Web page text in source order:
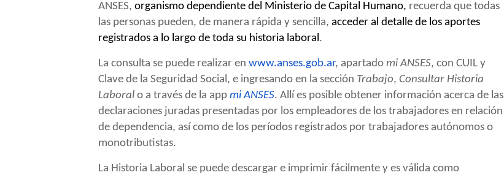
ANSES, organismo dependiente del Ministerio de Capital Humano, recuerda que todas
las personas pueden, de manera rápida y sencilla, acceder al detalle de los aportes
registrados a lo largo de toda su historia laboral.
La consulta se puede realizar en www.anses.gob.ar, apartado mi ANSES, con CUIL y
Clave de la Seguridad Social, e ingresando en la sección Trabajo, Consultar Historia
Laboral o a través de la app mi ANSES. Allí es posible obtener información acerca de las
declaraciones juradas presentadas por los empleadores de los trabajadores en relación
de dependencia, así como de los períodos registrados por trabajadores autónomos o
monotributistas.
La Historia Laboral se puede descargar e imprimir fácilmente y es válida como